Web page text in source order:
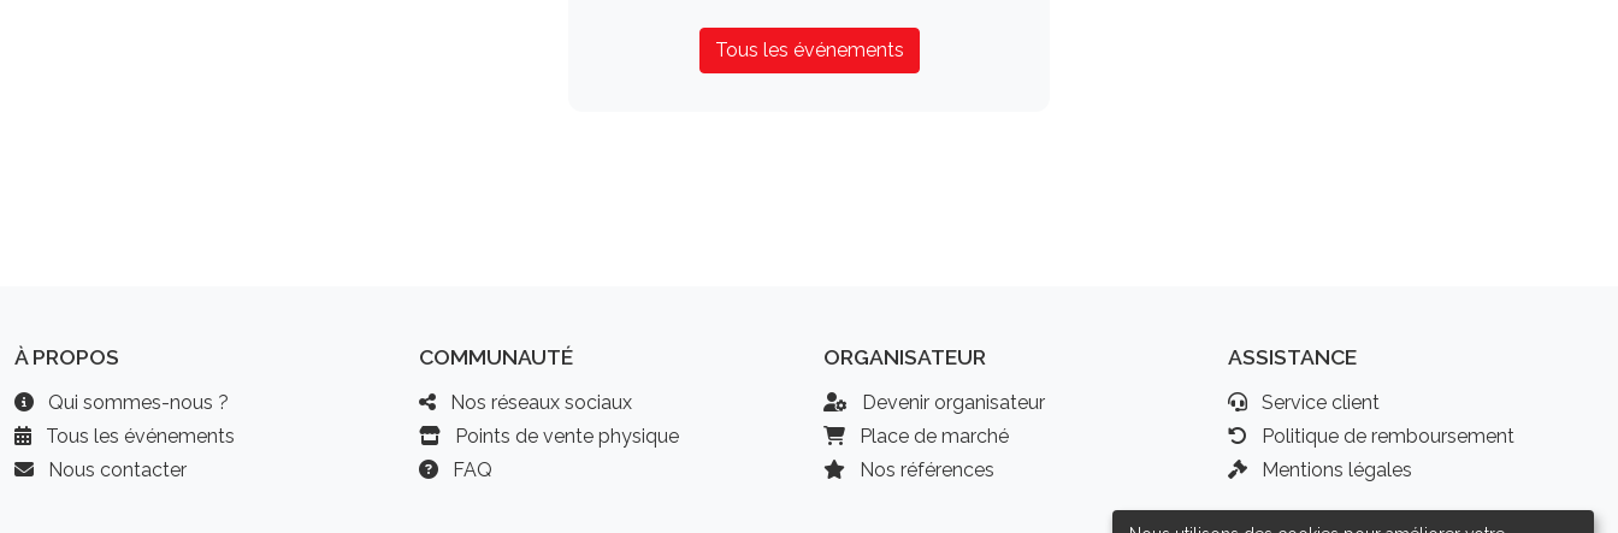
Tous les événements
À PROPOS
Qui sommes-nous ?
Tous les événements
Nous contacter
COMMUNAUTÉ
Nos réseaux sociaux
Points de vente physique
FAQ
ORGANISATEUR
Devenir organisateur
Place de marché
Nos références
ASSISTANCE
Service client
Politique de remboursement
Mentions légales